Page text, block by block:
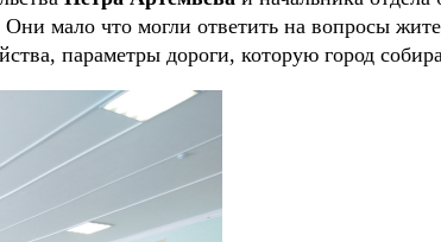
Они мало что могли ответить на вопросы
параметры дороги, которую город